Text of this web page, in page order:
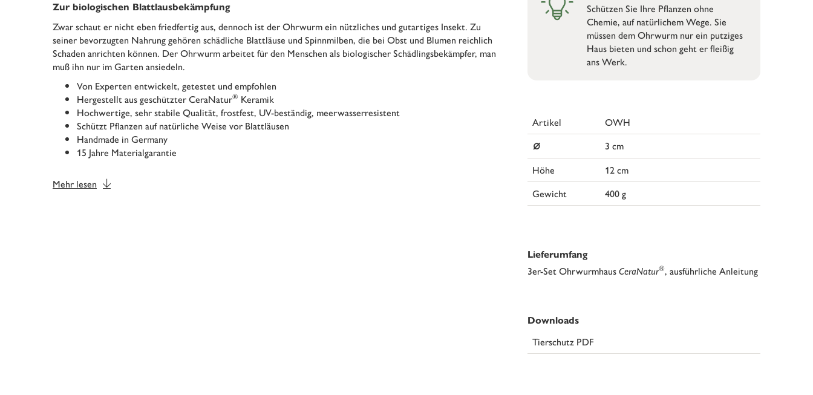
Zur biologischen Blattlausbekämpfung
Zwar schaut er nicht eben friedfertig aus, dennoch ist der Ohrwurm ein nützliches und gutartiges Insekt. Zu
seiner bevorzugten Nahrung gehören schädliche Blattläuse und Spinnmilben, die bei Obst und Blumen reichlich
Schaden anrichten können. Der Ohrwurm arbeitet für den Menschen als biologischer Schädlingsbekämpfer, man
muß ihn nur im Garten ansiedeln.
Von Experten entwickelt, getestet und empfohlen
Hergestellt aus geschützter CeraNatur® Keramik
Hochwertige, sehr stabile Qualität, frostfest, UV-beständig, meerwasserresistent
Schützt Pflanzen auf natürliche Weise vor Blattläusen
Handmade in Germany
15 Jahre Materialgarantie
Mehr lesen
Schützen Sie Ihre Pflanzen ohne
Chemie, auf natürlichem Wege. Sie
müssen dem Ohrwurm nur ein putziges
Haus bieten und schon geht er fleißig
ans Werk.
Artikel OWH
⌀
3 cm
Höhe
12 cm
Gewicht
400 g
Lieferumfang
3er-Set OhrwurmhausCeraNatur®, ausführliche Anleitung
Downloads
Tierschutz PDF